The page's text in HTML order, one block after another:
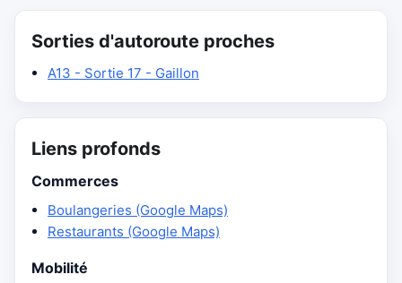
Sorties d'autoroute proches
A13 - Sortie 17 - Gaillon
Liens profonds
Commerces
Boulangeries (Google Maps)
Restaurants (Google Maps)
Mobilité